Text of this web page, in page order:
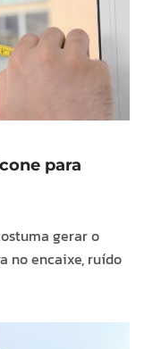
para
gerar o
no encaixe, ruído